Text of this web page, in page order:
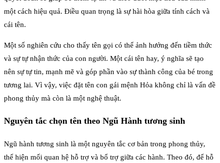
một cách hiệu quả. Điều quan trọng là sự hài hòa giữa tính cách và
cái tên.
Một số nghiên cứu cho thấy tên gọi có thể ảnh hưởng đến tiềm thức
và sự tự nhận thức của con người. Một cái tên hay, ý nghĩa sẽ tạo
nên sự tự tin, mạnh mẽ và góp phần vào sự thành công của bé trong
tương lai. Vì vậy, việc đặt tên con gái mệnh Hỏa không chỉ là vấn đề
phong thủy mà còn là một nghệ thuật.
Nguyên tắc chọn tên theo Ngũ Hành tương sinh
Ngũ hành tương sinh là một nguyên tắc cơ bản trong phong thủy,
thể hiện mối quan hệ hỗ trợ và bổ trợ giữa các hành. Theo đó, để hỗ